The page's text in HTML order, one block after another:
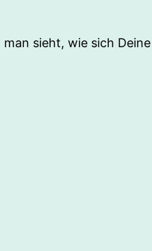
sieht, wie sich